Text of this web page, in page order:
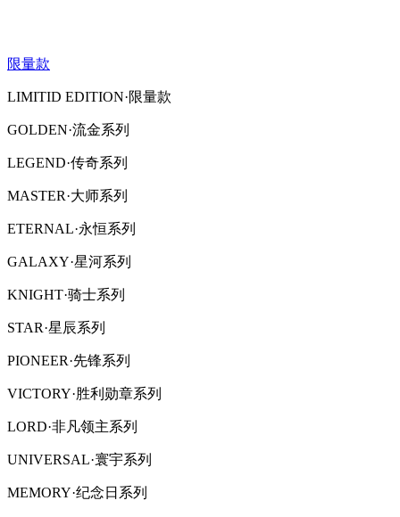
限量款
LIMITID EDITION·限量款
GOLDEN·流金系列
LEGEND·传奇系列
MASTER·大师系列
ETERNAL·永恒系列
GALAXY·星河系列
KNIGHT·骑士系列
STAR·星辰系列
PIONEER·先锋系列
VICTORY·胜利勋章系列
LORD·非凡领主系列
UNIVERSAL·寰宇系列
MEMORY·纪念日系列